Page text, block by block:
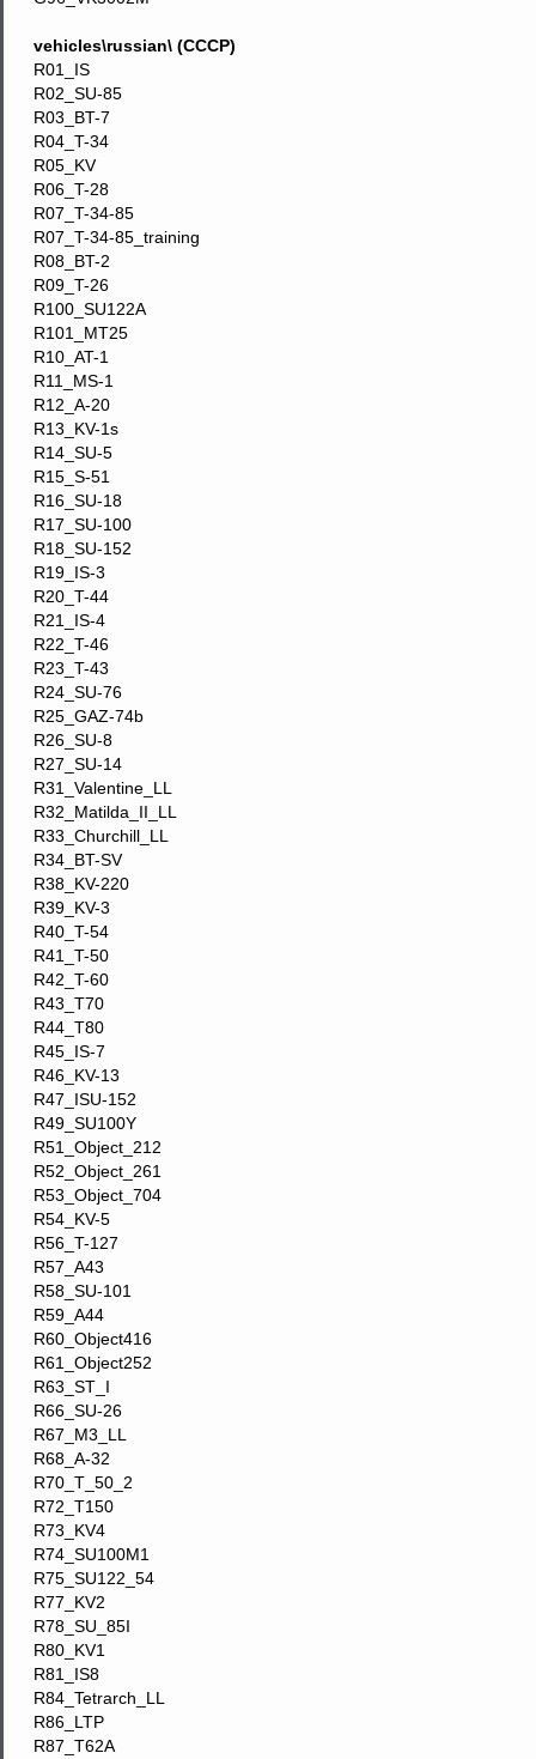
vehicles\russian\ (СССР)
R01_IS
R02_SU-85
R03_BT-7
R04_T-34
R05_KV
R06_T-28
R07_T-34-85
R07_T-34-85_training
R08_BT-2
R09_T-26
R100_SU122A
R101_MT25
R10_AT-1
R11_MS-1
R12_A-20
R13_KV-1s
R14_SU-5
R15_S-51
R16_SU-18
R17_SU-100
R18_SU-152
R19_IS-3
R20_T-44
R21_IS-4
R22_T-46
R23_T-43
R24_SU-76
R25_GAZ-74b
R26_SU-8
R27_SU-14
R31_Valentine_LL
R32_Matilda_II_LL
R33_Churchill_LL
R34_BT-SV
R38_KV-220
R39_KV-3
R40_T-54
R41_T-50
R42_T-60
R43_T70
R44_T80
R45_IS-7
R46_KV-13
R47_ISU-152
R49_SU100Y
R51_Object_212
R52_Object_261
R53_Object_704
R54_KV-5
R56_T-127
R57_A43
R58_SU-101
R59_A44
R60_Object416
R61_Object252
R63_ST_I
R66_SU-26
R67_M3_LL
R68_A-32
R70_T_50_2
R72_T150
R73_KV4
R74_SU100M1
R75_SU122_54
R77_KV2
R78_SU_85I
R80_KV1
R81_IS8
R84_Tetrarch_LL
R86_LTP
R87_T62A